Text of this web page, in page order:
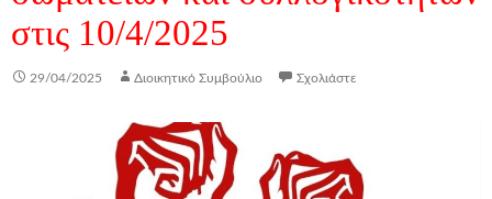
στις 10/4/2025
29/04/2025 Διοικητικό Συμβούλιο Σχολιάστε